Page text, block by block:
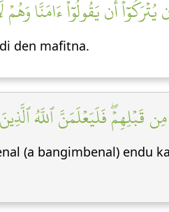
أَن يَقُولُوٓاْ ءَامَنَّا وَهُمۡ
den mafitna.
قَبۡلِهِمۡۖ فَلَيَعۡلَمَنَّ ٱللَّهُ
(a bangimbenal) endu